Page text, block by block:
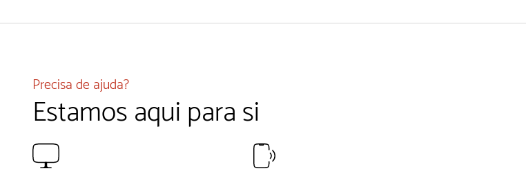
Precisa de ajuda?
Estamos aqui para si